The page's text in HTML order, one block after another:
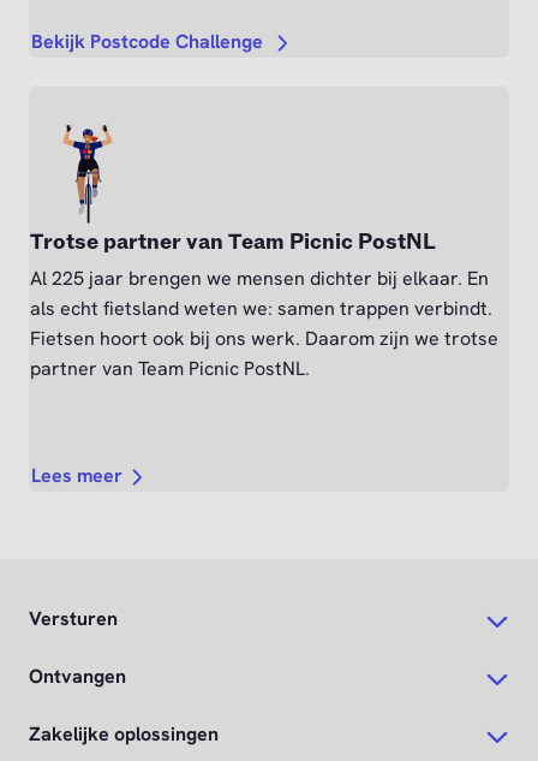
Bekijk Postcode Challenge
Trotse partner van Team Picnic PostNL
Al 225 jaar brengen we mensen dichter bij elkaar. En
als echt fietsland weten we: samen trappen verbindt.
Fietsen hoort ook bij ons werk. Daarom zijn we trotse
partner van Team Picnic PostNL.
Lees meer
Versturen
Ontvangen
Zakelijke oplossingen